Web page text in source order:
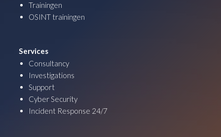
Trainingen
OSINT trainingen
Services
Consultancy
Investigations
Support
Cyber Security
Incident Response 24/7